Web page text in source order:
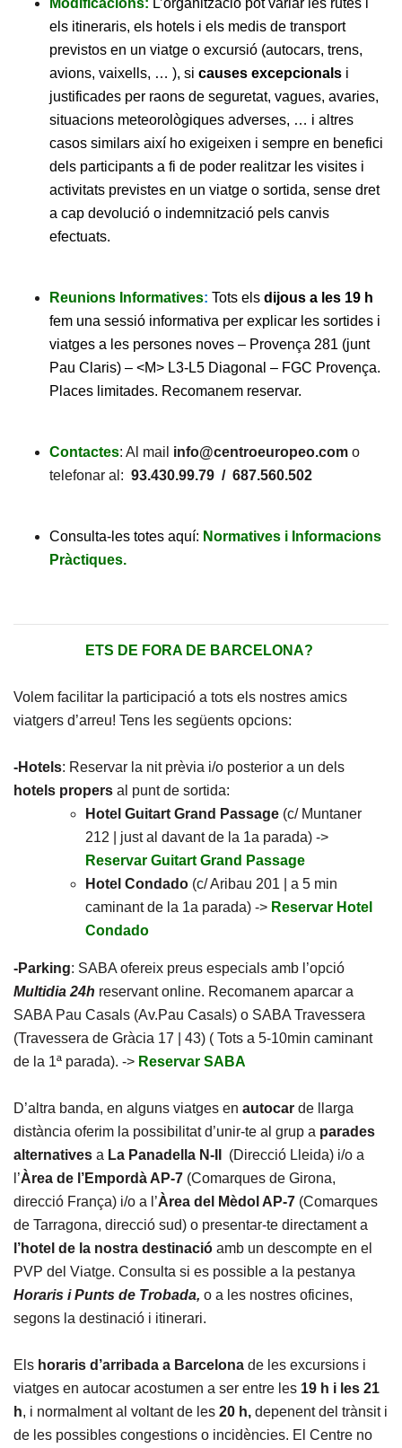
Modificacions: L’organització pot variar les rutes i
els itineraris, els hotels i els medis de transport
previstos en un viatge o excursió (autocars, trens,
avions, vaixells, … ), si causes excepcionals i
justificades per raons de seguretat, vagues, avaries,
situacions meteorològiques adverses, … i altres
casos similars així ho exigeixen i sempre en benefici
dels participants a fi de poder realitzar les visites i
activitats previstes en un viatge o sortida, sense dret
a cap devolució o indemnització pels canvis
efectuats.
Reunions Informatives: Tots els dijous a les 19 h
fem una sessió informativa per explicar les sortides i
viatges a les persones noves – Provença 281 (junt
Pau Claris) – <M> L3-L5 Diagonal – FGC Provença.
Places limitades. Recomanem reservar.
Contactes: Al mail info@centroeuropeo.com o
telefonar al: 93.430.99.79 / 687.560.502
Consulta-les totes aquí: Normatives i Informacions
Pràctiques.
ETS DE FORA DE BARCELONA?
Volem facilitar la participació a tots els nostres amics
viatgers d’arreu! Tens les següents opcions:
-Hotels: Reservar la nit prèvia i/o posterior a un dels
hotels propers al punt de sortida:
Hotel Guitart Grand Passage (c/ Muntaner
212 | just al davant de la 1a parada) ->
Reservar Guitart Grand Passage
Hotel Condado (c/ Aribau 201 | a 5 min
caminant de la 1a parada) -> Reservar Hotel
Condado
-Parking: SABA ofereix preus especials amb l’opció
Multidia 24h reservant online. Recomanem aparcar a
SABA Pau Casals (Av.Pau Casals) o SABA Travessera
(Travessera de Gràcia 17 | 43) ( Tots a 5-10min caminant
de la 1ª parada). -> Reservar SABA
D’altra banda, en alguns viatges en autocar de llarga
distància oferim la possibilitat d’unir-te al grup a parades
alternatives a La Panadella N-II (Direcció Lleida) i/o a
l’Àrea de l’Empordà AP-7 (Comarques de Girona,
direcció França) i/o a l’Àrea del Mèdol AP-7 (Comarques
de Tarragona, direcció sud) o presentar-te directament a
l’hotel de la nostra destinació amb un descompte en el
PVP del Viatge. Consulta si es possible a la pestanya
Horaris i Punts de Trobada, o a les nostres oficines,
segons la destinació i itinerari.
Els horaris d’arribada a Barcelona de les excursions i
viatges en autocar acostumen a ser entre les 19 h i les 21
h, i normalment al voltant de les 20 h, depenent del trànsit i
de les possibles congestions o incidències. El Centre no